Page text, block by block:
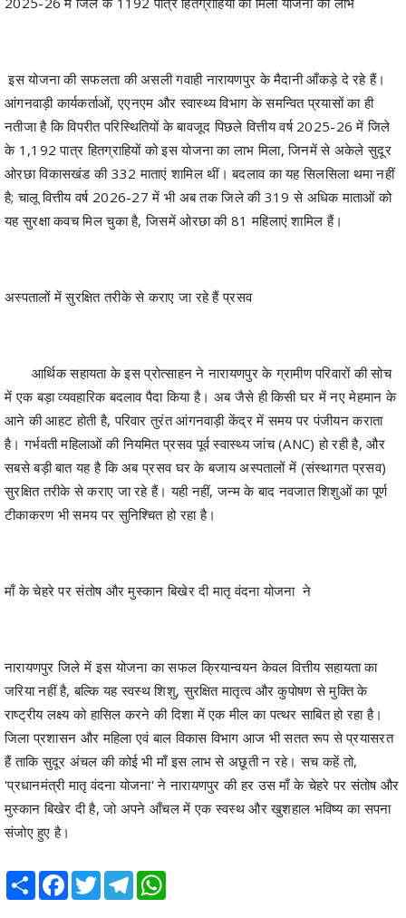
​इस योजना की सफलता की असली गवाही नारायणपुर के मैदानी आँकड़े दे रहे हैं।
आंगनवाड़ी कार्यकर्ताओं, एएनएम और स्वास्थ्य विभाग के समन्वित प्रयासों का ही
नतीजा है कि विपरीत परिस्थितियों के बावजूद पिछले वित्तीय वर्ष 2025-26 में जिले
के 1,192 पात्र हितग्राहियों को इस योजना का लाभ मिला, जिनमें से अकेले सुदूर
ओरछा विकासखंड की 332 माताएं शामिल थीं। बदलाव का यह सिलसिला थमा नहीं
है; चालू वित्तीय वर्ष 2026-27 में भी अब तक जिले की 319 से अधिक माताओं को
यह सुरक्षा कवच मिल चुका है, जिसमें ओरछा की 81 महिलाएं शामिल हैं।
अस्पतालों में सुरक्षित तरीके से कराए जा रहे हैं प्रसव
​आर्थिक सहायता के इस प्रोत्साहन ने नारायणपुर के ग्रामीण परिवारों की सोच
में एक बड़ा व्यवहारिक बदलाव पैदा किया है। अब जैसे ही किसी घर में नए मेहमान के
आने की आहट होती है, परिवार तुरंत आंगनवाड़ी केंद्र में समय पर पंजीयन कराता
है। गर्भवती महिलाओं की नियमित प्रसव पूर्व स्वास्थ्य जांच (ANC) हो रही है, और
सबसे बड़ी बात यह है कि अब प्रसव घर के बजाय अस्पतालों में (संस्थागत प्रसव)
सुरक्षित तरीके से कराए जा रहे हैं। यही नहीं, जन्म के बाद नवजात शिशुओं का पूर्ण
टीकाकरण भी समय पर सुनिश्चित हो रहा है।
माँ के चेहरे पर संतोष और मुस्कान बिखेर दी मातृ वंदना योजना ने
​नारायणपुर जिले में इस योजना का सफल क्रियान्वयन केवल वित्तीय सहायता का
जरिया नहीं है, बल्कि यह स्वस्थ शिशु, सुरक्षित मातृत्व और कुपोषण से मुक्ति के
राष्ट्रीय लक्ष्य को हासिल करने की दिशा में एक मील का पत्थर साबित हो रहा है।
जिला प्रशासन और महिला एवं बाल विकास विभाग आज भी सतत रूप से प्रयासरत
हैं ताकि सुदूर अंचल की कोई भी माँ इस लाभ से अछूती न रहे। सच कहें तो,
'प्रधानमंत्री मातृ वंदना योजना' ने नारायणपुर की हर उस माँ के चेहरे पर संतोष और
मुस्कान बिखेर दी है, जो अपने आँचल में एक स्वस्थ और खुशहाल भविष्य का सपना
संजोए हुए है।
Share Facebook
TwitterTelegram